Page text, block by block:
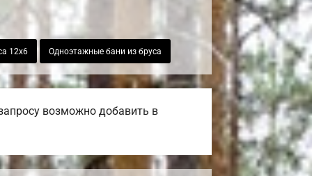
12х6 Одноэтажные бани из бруса
возможно добавить в